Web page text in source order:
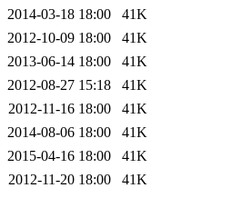
2014-03-18 18:00
41K
2012-10-09 18:00
41K
2013-06-14 18:00
41K
2012-08-27 15:18
41K
2012-11-16 18:00
41K
2014-08-06 18:00
41K
2015-04-16 18:00
41K
2012-11-20 18:00
41K